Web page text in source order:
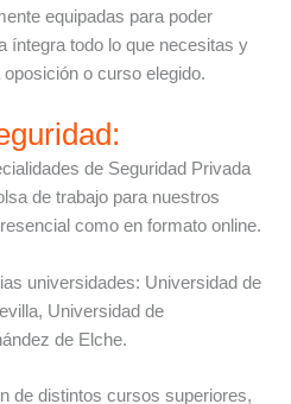
equipadas para poder
íntegra todo lo que necesitas y
o curso elegido.
de Seguridad Privada
de trabajo para nuestros
como en formato online.
universidades: Universidad de
Universidad de
de Elche.
de distintos cursos superiores,